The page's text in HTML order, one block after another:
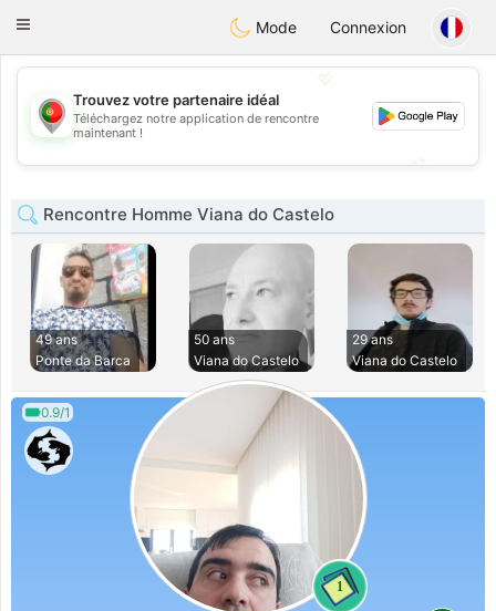
namoro Portugues
Toggle
Mode Connexion
💖
💕
Trouvez votre partenaire idéal
Téléchargez notre application de rencontre
maintenant !
Rencontre Homme Viana do Castelo
49 ans
Ponte da Barca
50 ans
Viana do Castelo
29 ans
Viana do Castelo
0.9/1
1